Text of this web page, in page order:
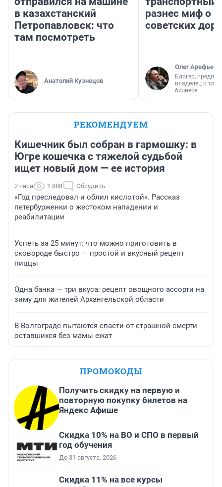
в казахстанский
Петропавловск: что
там посмотреть
Анатолий Кузнецов
разнес миф о
советских
Олег Арефьев
Блогер,
владелец в
бизнесе
РЕКОМЕНДУЕМ
Кишечник был собран в гармошку: в
Югре кошечка с тяжелой судьбой
ищет новый дом — ее история
2 часа 1 888 Обсудить
«Год преследовал и облил кислотой». Рассказ
петербурженки о жестоком нападении и
реабилитации
Успеть за 25 минут: что можно приготовить в
сковороде быстро — простой и вкусный рецепт
пиццы
Одна банка — три вкуса: рецепт овощного ассорти на
зиму для жителей Архангельской области
В Волгограде пытаются спасти от страшной смерти
оставшихся без мамы ежат
ПРОМОКОДЫ
Получить скидку на первую и
повторную покупку билетов на
Яндекс Афише
Скидка 10% на ВО и СПО в первый
год обучения
До 31 августа, 2026
Скидка 11% на все курсы